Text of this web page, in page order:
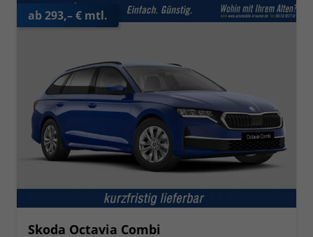
ab 293,– € mtl.
Skoda Octavia Combi